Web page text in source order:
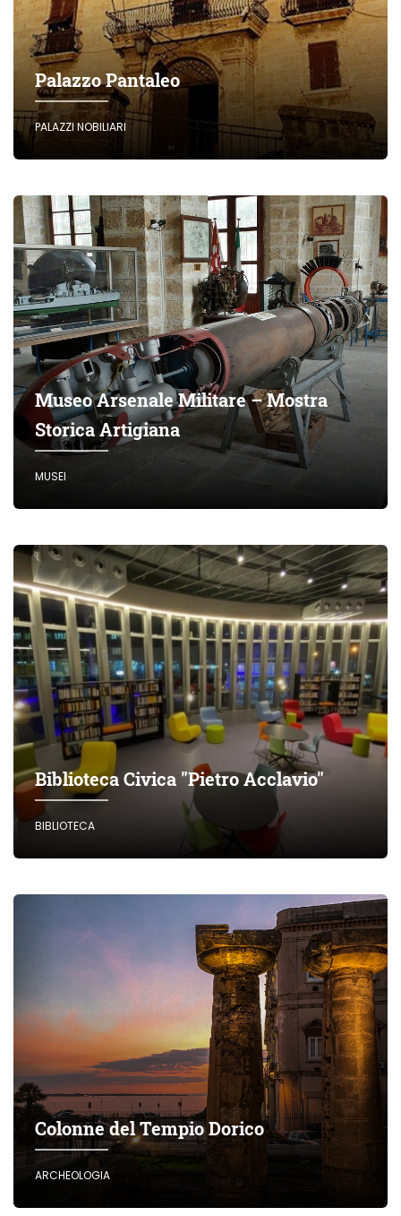
Palazzo Pantaleo
PALAZZI NOBILIARI
Museo Arsenale Militare – Mostra
Storica Artigiana
MUSEI
Biblioteca Civica "Pietro Acclavio"
BIBLIOTECA
Colonne del Tempio Dorico
ARCHEOLOGIA